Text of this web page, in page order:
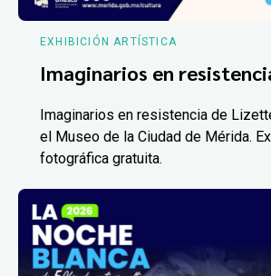
EXHIBICIÓN ARTÍSTICA
Imaginarios en
Imaginarios en resistencia de
el Museo de la Ciudad de Mérida.
fotográfica gratuita.